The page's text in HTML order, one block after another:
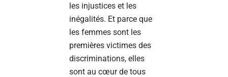
les injustices et les
inégalités. Et parce que
les femmes sont les
premières victimes des
discriminations, elles
sont au cœur de tous